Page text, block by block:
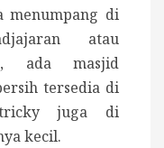
menumpang di
atau
ada masjid
tersedia di
juga di
kecil.